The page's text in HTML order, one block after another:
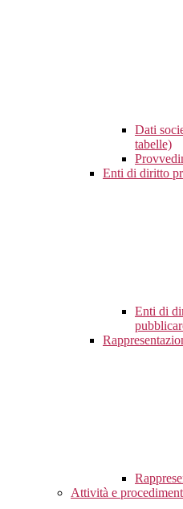
Dati
tabelle)
Enti di diritto
Enti di
Attività e